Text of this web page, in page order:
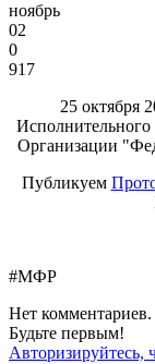
ноябрь
02
0
917
25 октября
Организации
Публикуем
#МФР
Нет комментариев.
Будьте первым!
Авторизируйтесь,